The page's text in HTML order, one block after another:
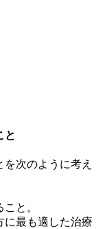
と
次のように考え
と。
に最も適した治療